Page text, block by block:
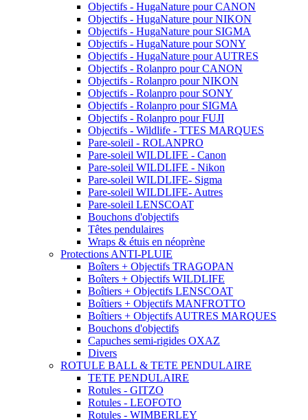
Objectifs - HugaNature pour CANON
Objectifs - HugaNature pour NIKON
Objectifs - HugaNature pour SIGMA
Objectifs - HugaNature pour SONY
Objectifs - HugaNature pour AUTRES
Objectifs - Rolanpro pour CANON
Objectifs - Rolanpro pour NIKON
Objectifs - Rolanpro pour SONY
Objectifs - Rolanpro pour SIGMA
Objectifs - Rolanpro pour FUJI
Objectifs - Wildlife - TTES MARQUES
Pare-soleil - ROLANPRO
Pare-soleil WILDLIFE - Canon
Pare-soleil WILDLIFE - Nikon
Pare-soleil WILDLIFE- Sigma
Pare-soleil WILDLIFE- Autres
Pare-soleil LENSCOAT
Bouchons d'objectifs
Têtes pendulaires
Wraps & étuis en néoprène
Protections ANTI-PLUIE
Boîters + Objectifs TRAGOPAN
Boîters + Objectifs WILDLIFE
Boîtiers + Objectifs LENSCOAT
Boîtiers + Objectifs MANFROTTO
Boîtiers + Objectifs AUTRES MARQUES
Bouchons d'objectifs
Capuches semi-rigides OXAZ
Divers
ROTULE BALL & TETE PENDULAIRE
TETE PENDULAIRE
Rotules - GITZO
Rotules - LEOFOTO
Rotules - WIMBERLEY